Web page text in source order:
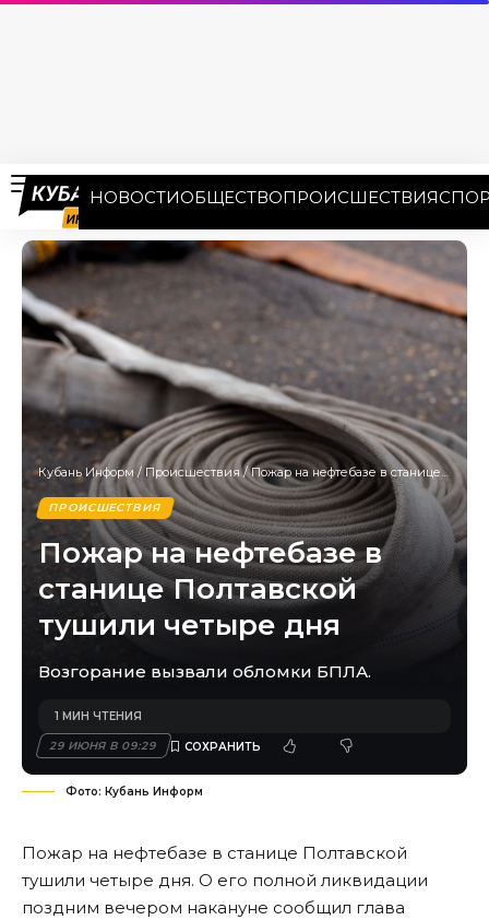
НОВОСТИОБЩЕСТВОПРОИСШЕСТВИЯ
Кубань Информ /Происшествия/Пожар на нефтебазе в станице Полтавской тушили четыре дня
ПРОИСШЕСТВИЯ
Пожар на нефтебазе в
станице Полтавской
тушили четыре дня
Возгорание вызвали обломки БПЛА.
29 ИЮНЯ В 09:29
1 МИН ЧТЕНИЯ
Фото: Кубань Информ
Пожар на нефтебазе в станице Полтавской
тушили четыре дня. О его полной ликвидации
поздним вечером накануне сообщил глава